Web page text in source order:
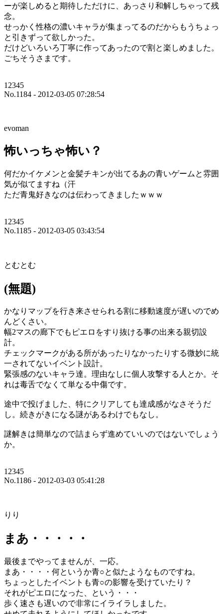
ーが楽しめると期待しただけに、あっさり和解しちゃって残
念。
せっかく性格の濃いキャラが集まってるのだからもうちょっ
と引きずって欲しかった。
だけどいろいろ丁寧に作ってあったので割と楽しめました。
ごちそうさまです。
12345
No.1184 - 2012-03-05 07:28:54
evoman
怖いっちゃ怖い？
何だかイケメンと金髪チキンが出てるあの青いゲームと雰囲
気が似てますね（汗
ただ青鬼好きなのは伝わってきましたｗｗｗ
12345
No.1185 - 2012-03-05 03:43:54
とむとむ
(無題)
かなりマップを行き来させられる割に移動速度が遅いのでめ
んどくさい。
幅2マスの廊下でもピエロをすり抜ける事の出来る親切設
計。
チェックマークがある所があったりなかったりする微妙に統
一されてないイベント設計。
緊張感のないキャラ達。理由なしに個人攻撃する人とか。そ
れは毒舌でなくて単なる中傷です。
途中で投げました、特にクリアしても達成感がなさそうだ
し。続きがきになる謎があるわけでもなし。
謎解きは簡単なので詰まらず進めていいのではないでしょう
か。
12345
No.1186 - 2012-03-03 05:41:28
りり
まあ・・・・・
最後までやってませんが、一応。
まあ・・・・何というか青○と似たようなものですね。
ちょっとしたイベントも青○の影響を受けていたり？
それがピエロになった、という・・・
歩く速さも遅いので非常にイライラしました。